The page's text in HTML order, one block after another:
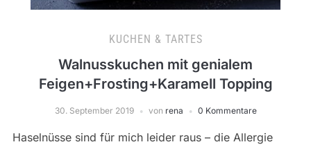
KUCHEN & TARTES
Walnusskuchen mit genialem
Feigen+Frosting+Karamell Topping
30. September 2019 von rena 0 Kommentare
Haselnüsse sind für mich leider raus – die Allergie